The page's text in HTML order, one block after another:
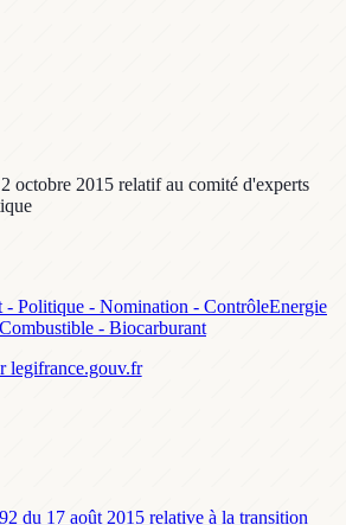
octobre 2015 relatif au comité d'experts
Politique - Nomination - ContrôleEnergie
- Biocarburant
legifrance.gouv.fr
du 17 août 2015 relative à la transition